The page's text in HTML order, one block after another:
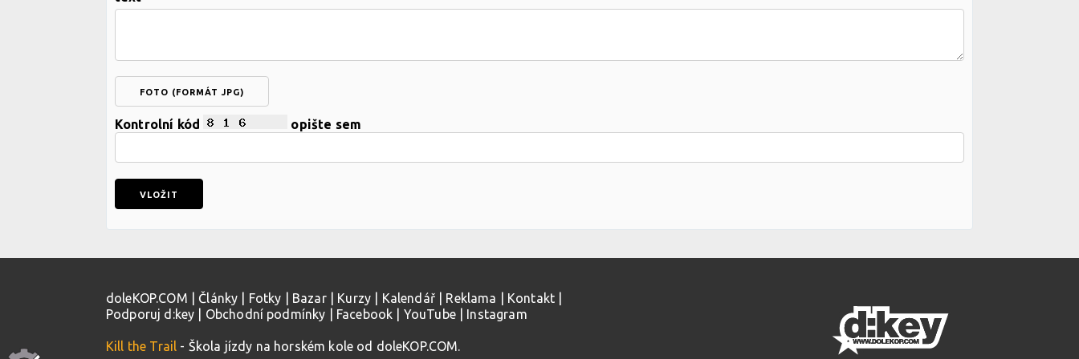
FOTO (FORMÁT JPG)
Kontrolní kód opište sem
doleKOP.COM Články Fotky Bazar| Kurzy Kalendář| Reklama Kontakt
Podporuj d:key
Obchodní podmínky Facebook YouTube| Instagram
Kill the Trail - Škola jízdy na horském kole od doleKOP.COM.